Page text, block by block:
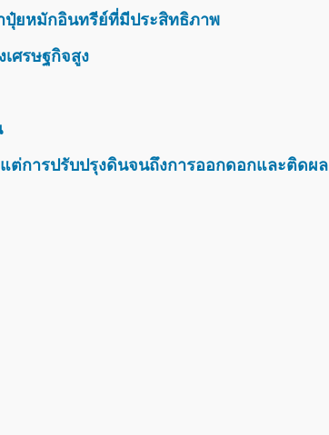
ปุ๋ยหมักอินทรีย์ที่มีประสิทธิภาพ
ศรษฐกิจสูง
ต่การปรับปรุงดินจนถึงการออกดอกและติดผล